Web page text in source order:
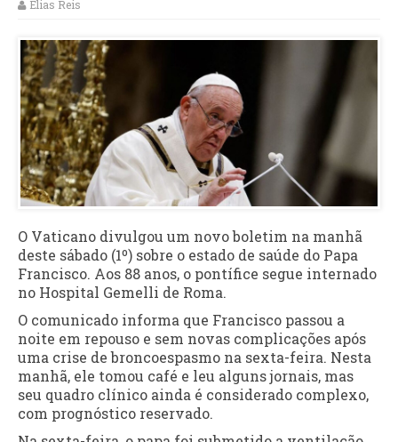
Elias Reis
O Vaticano divulgou um novo boletim na manhã
deste sábado (1º) sobre o estado de saúde do Papa
Francisco. Aos 88 anos, o pontífice segue internado
no Hospital Gemelli de Roma.
O comunicado informa que Francisco passou a
noite em repouso e sem novas complicações após
uma crise de broncoespasmo na sexta-feira. Nesta
manhã, ele tomou café e leu alguns jornais, mas
seu quadro clínico ainda é considerado complexo,
com prognóstico reservado.